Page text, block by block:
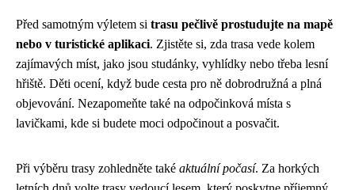
Před samotným výletem si trasu pečlivě prostudujte na mapě
nebo v turistické aplikaci. Zjistěte si, zda trasa vede kolem
zajímavých míst, jako jsou studánky, vyhlídky nebo třeba lesní
hřiště. Děti ocení, když bude cesta pro ně dobrodružná a plná
objevování. Nezapomeňte také na odpočinková místa s
lavičkami, kde si budete moci odpočinout a posvačit.
Při výběru trasy zohledněte také aktuální počasí. Za horkých